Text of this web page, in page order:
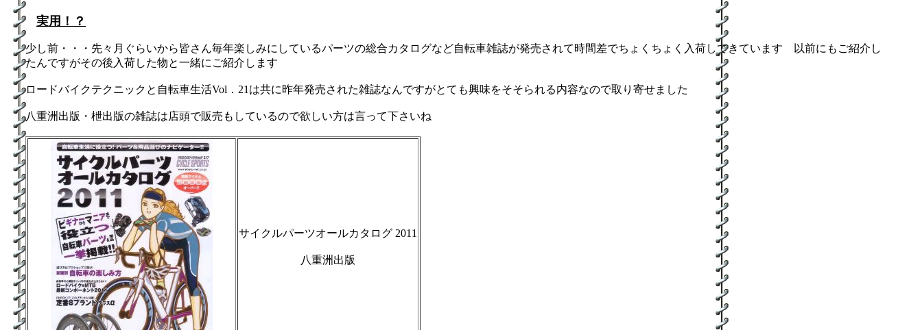
実用！？
少し前・・・先々月ぐらいから皆さん毎年楽しみにしているパーツの総合カタログなど自転車雑誌が発売されて時間差でちょくちょく入荷してきています 以前にもご紹介し
たんですがその後入荷した物と一緒にご紹介します
ロードバイクテクニックと自転車生活Vol．21は共に昨年発売された雑誌なんですがとても興味をそそられる内容なので取り寄せました
八重洲出版・枻出版の雑誌は店頭で販売もしているので欲しい方は言って下さいね
サイクルパーツオールカタログ 2011
八重洲出版